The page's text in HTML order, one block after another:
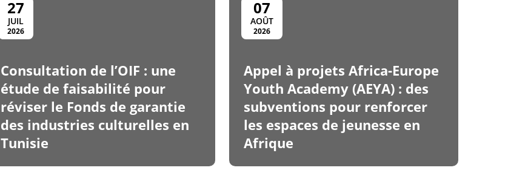
27
JUIL
2026
Consultation de l’OIF : une
étude de faisabilité pour
réviser le Fonds de garantie
des industries culturelles en
Tunisie
07
AOÛT
2026
Appel à projets Africa-Europe
Youth Academy (AEYA) : des
subventions pour renforcer
les espaces de jeunesse en
Afrique